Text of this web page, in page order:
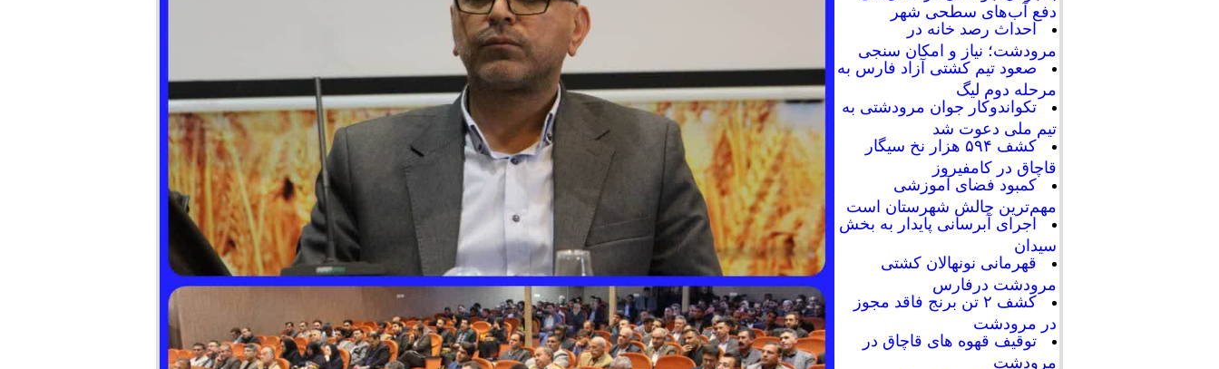
دفع آب‌های سطحی شهر
احداث رصد خانه در
مرودشت؛ نیاز و امکان سنجی
صعود تیم کشتی آزاد فارس به
مرحله دوم لیگ
تکواندوکار جوان مرودشتی به
تیم ملی دعوت شد
کشف ۵۹۴ هزار نخ سیگار
قاچاق در کامفیروز
کمبود فضای آموزشی
مهم‌ترین چالش شهرستان است
اجرای آبرسانی پایدار به بخش
سیدان
قهرمانی نونهالان کشتی
مرودشت درفارس
کشف ۲ تن برنج فاقد مجوز
در مرودشت
توقیف قهوه های قاچاق در
مرودشت